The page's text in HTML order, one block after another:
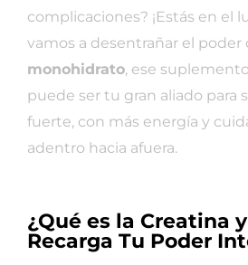
complicaciones? ¡Estás en el
vamos a desentrañar el poder
monohidrato, ese
puede ser tu gran aliado para
fuerte, con más energía y
adentro hacia afuera.
¿Qué es la Creatina
Recarga Tu Poder